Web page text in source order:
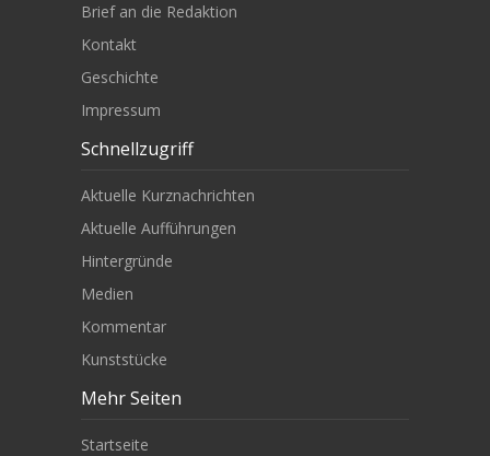
Brief an die Redaktion
Kontakt
Geschichte
Impressum
Schnellzugriff
Aktuelle Kurznachrichten
Aktuelle Aufführungen
Hintergründe
Medien
Kommentar
Kunststücke
Mehr Seiten
Startseite